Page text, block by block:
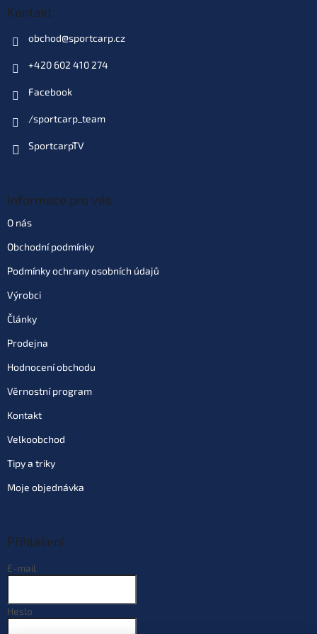
Kontakt
obchod@sportcarp.cz
+420 602 410 274
Facebook
/sportcarp_team
SportcarpTV
Informace pro vás
O nás
Obchodní podmínky
Podmínky ochrany osobních údajů
Výrobci
Články
Prodejna
Hodnocení obchodu
Věrnostní program
Kontakt
Velkoobchod
Tipy a triky
Moje objednávka
Přihlášení
E-mail
Heslo